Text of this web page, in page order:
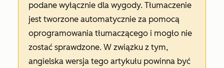
podane wyłącznie dla wygody. Tłumaczenie
jest tworzone automatycznie za pomocą
oprogramowania tłumaczącego i mogło nie
zostać sprawdzone. W związku z tym,
angielska wersja tego artykułu powinna być